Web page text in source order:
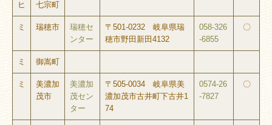
ヒ 七宗町
ミ 瑞穂市
瑞穂セ
ンター
〒501-0232 岐阜県瑞
穂市野田新田4132
058-326
-6855
〇
ミ 御嵩町
ミ
美濃加
茂市
美濃加
茂セン
ター
〒505-0034 岐阜県美
濃加茂市古井町下古井1
74
0574-26
-7827
〇